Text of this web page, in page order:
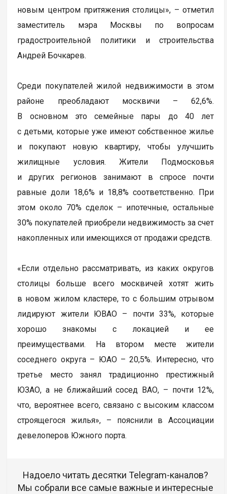
новым центром притяжения столицы», – отметил
заместитель мэра Москвы по вопросам
градостроительной политики и строительства
Андрей Бочкарев.
Среди покупателей жилой недвижимости в этом
районе преобладают москвичи – 62,6%.
В основном это семейные пары до 40 лет
с детьми, которые уже имеют собственное жилье
и покупают новую квартиру, чтобы улучшить
жилищные условия. Жители Подмосковья
и других регионов занимают в спросе почти
равные доли 18,6% и 18,8% соответственно. При
этом около 70% сделок – ипотечные, остальные
30% покупателей приобрели недвижимость за счет
накопленных или имеющихся от продажи средств.
«Если отдельно рассматривать, из каких округов
столицы больше всего москвичей хотят жить
в новом жилом кластере, то с большим отрывом
лидируют жители ЮВАО – почти 33%, которые
хорошо знакомы с локацией и ее
преимуществами. На втором месте жители
соседнего округа – ЮАО – 20,5%. Интересно, что
третье место занял традиционно престижный
ЮЗАО, а не ближайший сосед ВАО, – почти 12%,
что, вероятнее всего, связано с высоким классом
строящегося жилья», – пояснили в Ассоциации
девелоперов Южного порта.
Надоело читать десятки Telegram-каналов?
Мы собрали все самые важные и интересные